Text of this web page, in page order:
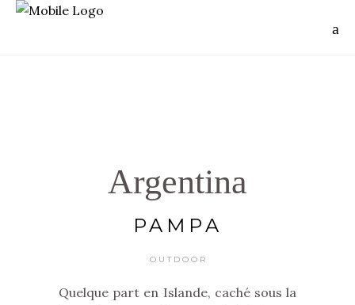
Argentina
PAMPA
OUTDOOR
Quelque part en Islande, caché sous la